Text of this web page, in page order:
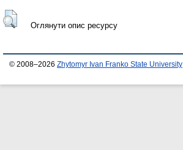
Оглянути опис ресурсу
© 2008–2026 Zhytomyr Ivan Franko State University